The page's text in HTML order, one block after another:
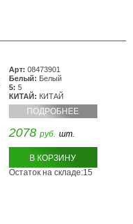
Арт: 08473901
Белый: Белый
5: 5
КИТАЙ: КИТАЙ
ПОДРОБНЕЕ
2078 руб. шт.
В КОРЗИНУ
Остаток на складе:15